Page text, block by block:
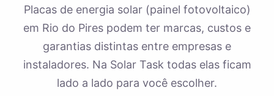
Placas de energia solar (painel fotovoltaico)
em Rio do Pires podem ter marcas, custos e
garantias distintas entre empresas e
instaladores. Na Solar Task todas elas ficam
lado a lado para você escolher.